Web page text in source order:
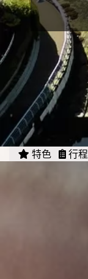
特色 行程